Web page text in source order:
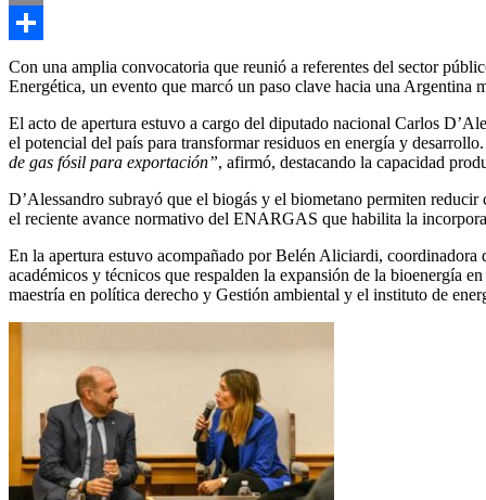
Email
Compartir
Con una amplia convocatoria que reunió a referentes del sector
Energética, un evento que marcó un paso clave hacia una Argentina
El acto de apertura estuvo a cargo del diputado nacional Carlos
el potencial del país para transformar residuos en energía y desarrollo.
de gas fósil para exportación”, afirmó, destacando la capacidad
D’Alessandro subrayó que el biogás y el biometano permiten
el reciente avance normativo del ENARGAS que habilita la
En la apertura estuvo acompañado por Belén Aliciardi,
académicos y técnicos que respalden la expansión de la bioenergía
maestría en política derecho y Gestión ambiental y el instituto de